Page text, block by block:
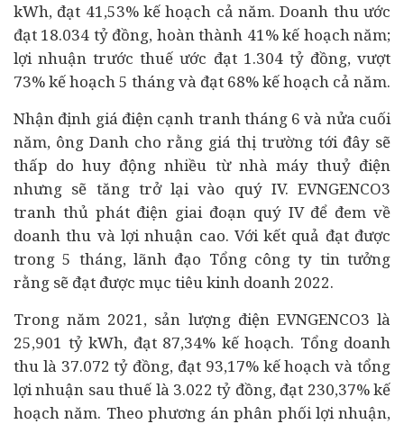
kWh, đạt 41,53% kế hoạch cả năm. Doanh thu ước
đạt 18.034 tỷ đồng, hoàn thành 41% kế hoạch năm;
lợi nhuận trước thuế ước đạt 1.304 tỷ đồng, vượt
73% kế hoạch 5 tháng và đạt 68% kế hoạch cả năm.
Nhận định giá điện cạnh tranh tháng 6 và nửa cuối
năm, ông Danh cho rằng giá thị trường tới đây sẽ
thấp do huy động nhiều từ nhà máy thuỷ điện
nhưng sẽ tăng trở lại vào quý IV. EVNGENCO3
tranh thủ phát điện giai đoạn quý IV để đem về
doanh thu và lợi nhuận cao. Với kết quả đạt được
trong 5 tháng, lãnh đạo Tổng công ty tin tưởng
rằng sẽ đạt được mục tiêu kinh doanh 2022.
Trong năm 2021, sản lượng điện EVNGENCO3 là
25,901 tỷ kWh, đạt 87,34% kế hoạch. Tổng doanh
thu là 37.072 tỷ đồng, đạt 93,17% kế hoạch và tổng
lợi nhuận sau thuế là 3.022 tỷ đồng, đạt 230,37% kế
hoạch năm. Theo phương án phân phối lợi nhuận,